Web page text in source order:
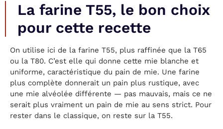
La farine T55, le bon choix
pour cette recette
On utilise ici de la farine T55, plus raffinée que la T65
ou la T80. C’est elle qui donne cette mie blanche et
uniforme, caractéristique du pain de mie. Une farine
plus complète donnerait un pain plus rustique, avec
une mie alvéolée différente — pas mauvais, mais ce ne
serait plus vraiment un pain de mie au sens strict. Pour
rester dans le classique, on reste sur la T55.